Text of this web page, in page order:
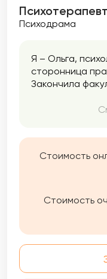
Психодрама
Я – Ольга,
сторонница
Закончила
того момента
Стоимость
Стоимость